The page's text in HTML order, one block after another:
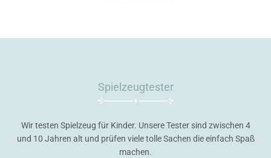
Spielzeugtester
Wir testen Spielzeug für Kinder. Unsere Tester sind zwischen 4
und 10 Jahren alt und prüfen viele tolle Sachen die einfach Spaß
machen.